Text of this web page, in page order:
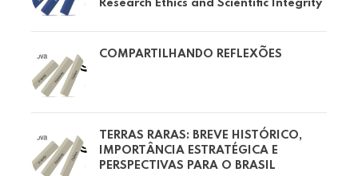
Research Ethics and Scientific Integrity
COMPARTILHANDO REFLEXÕES
TERRAS RARAS: BREVE HISTÓRICO,
IMPORTÂNCIA ESTRATÉGICA E
PERSPECTIVAS PARA O BRASIL